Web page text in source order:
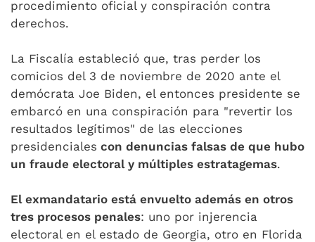
procedimiento oficial y conspiración contra
derechos.
La Fiscalía estableció que, tras perder los
comicios del 3 de noviembre de 2020 ante el
demócrata Joe Biden, el entonces presidente se
embarcó en una conspiración para "revertir los
resultados legítimos" de las elecciones
presidenciales con denuncias falsas de que hubo
un fraude electoral y múltiples estratagemas.
El exmandatario está envuelto además en otros
tres procesos penales: uno por injerencia
electoral en el estado de Georgia, otro en Florida